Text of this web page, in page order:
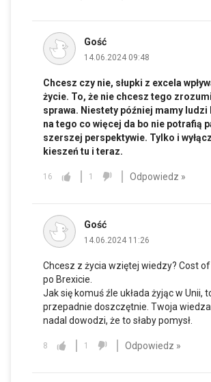
Gość
14.06.2024 09:48
Chcesz czy nie, słupki z excela
życie. To, że nie chcesz tego
sprawa. Niestety później mamy ludzi
na tego co więcej da bo nie potrafią
szerszej perspektywie. Tylko i
kieszeń tu i teraz.
16 1 Odpowiedz »
Gość
14.06.2024 11:26
Chcesz z życia wziętej wiedzy? Cost of
po Brexicie.
Jak się komuś źle układa żyjąc w Unii,
przepadnie doszczętnie. Twoja
nadal dowodzi, że to słaby pomysł.
8 1 Odpowiedz »